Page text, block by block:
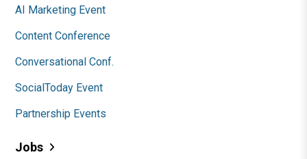
AI Marketing Event
Content Conference
Conversational Conf.
SocialToday Event
Partnership Events
Jobs